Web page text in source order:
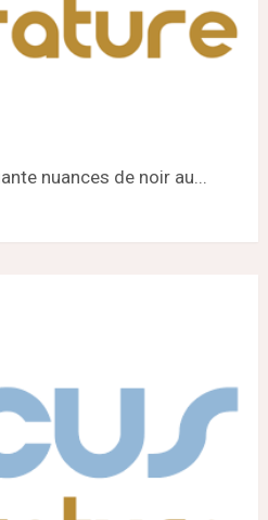
nuances de noir au...